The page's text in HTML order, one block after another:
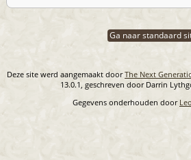
Ga naar standaard
Deze site werd aangemaakt doorThe Next
13.0.1, geschreven door Darrin
Gegevens onderhouden door